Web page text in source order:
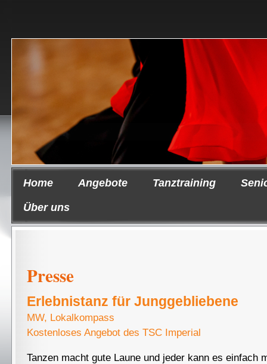
Home Angebote Tanztraining
Über uns
Presse
Erlebnistanz für Junggebliebene
MW, Lokalkompass
Kostenloses Angebot des TSC Imperial
Tanzen macht gute Laune und jeder kann es einfach